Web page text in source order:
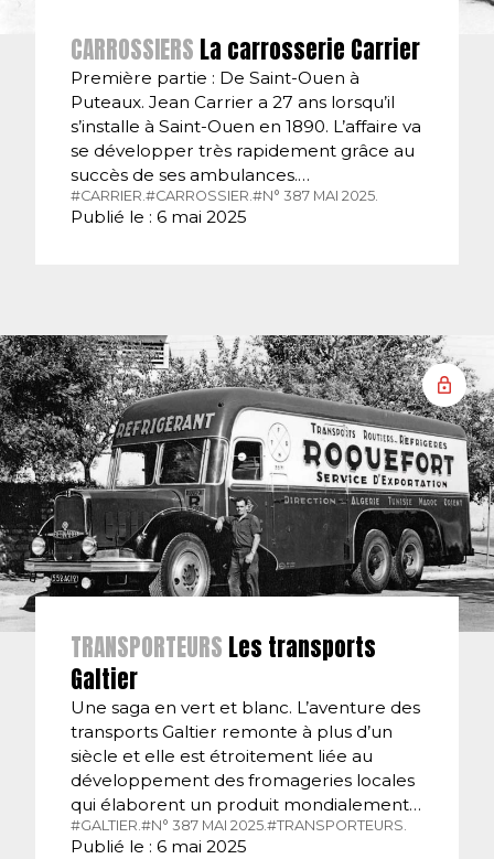
CARROSSIERS La carrosserie Carrier
Première partie : De Saint-Ouen à
Puteaux. Jean Carrier a 27 ans lorsqu’il
s’installe à Saint-Ouen en 1890. L’affaire va
se développer très rapidement grâce au
succès de ses ambulances.…
#CARRIER.#CARROSSIER.#N° 387 MAI 2025.
Publié le : 6 mai 2025
TRANSPORTEURS Les transports
Galtier
Une saga en vert et blanc. L’aventure des
transports Galtier remonte à plus d’un
siècle et elle est étroitement liée au
développement des fromageries locales
qui élaborent un produit mondialement…
#GALTIER.#N° 387 MAI 2025.#TRANSPORTEURS.
Publié le : 6 mai 2025